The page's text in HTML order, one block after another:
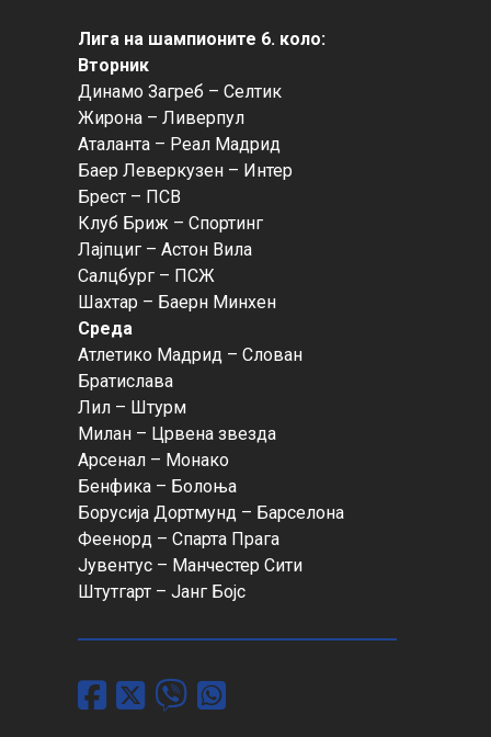
Лига на шампионите 6. коло:
Вторник
Динамо Загреб – Селтик
Жирона – Ливерпул
Аталанта – Реал Мадрид
Баер Леверкузен – Интер
Брест – ПСВ
Клуб Бриж – Спортинг
Лајпциг – Астон Вила
Салцбург – ПСЖ
Среда
Атлетико Мадрид – Слован
Братислава
Лил – Штурм
Милан – Црвена звезда
Арсенал – Монако
Бенфика – Болоња
Борусија Дортмунд – Барселона
Феенорд – Спарта Прага
Јувентус – Манчестер Сити
Штутгарт – Јанг Бојс